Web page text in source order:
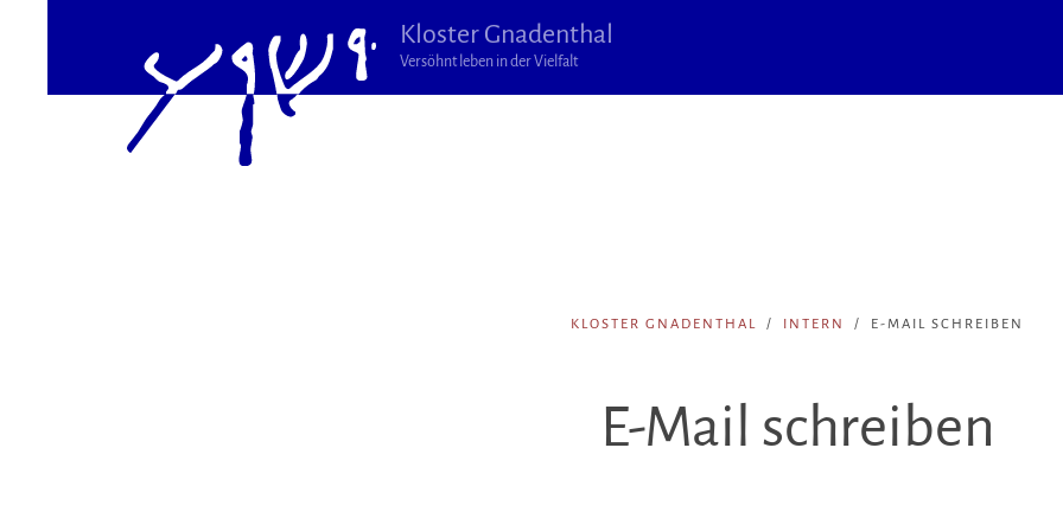
Kloster Gnadenthal
Versöhnt leben in der Vielfalt
KLOSTER GNADENTHAL INTERN E-MAIL SCHREIBEN
E-Mail schreiben